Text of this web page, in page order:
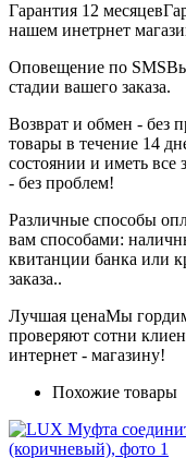
Гарантия 12 месяцев
нашем инетрнет
Оповещение по SMS
стадии вашего заказа.
Возврат и обмен - без
товары в течение 14
состоянии и иметь все
- без проблем!
Различные способы
вам способами:
квитанции банка или
заказа..
Лучшая ценаМы
проверяют сотни
интернет - магазину!
Похожие товары